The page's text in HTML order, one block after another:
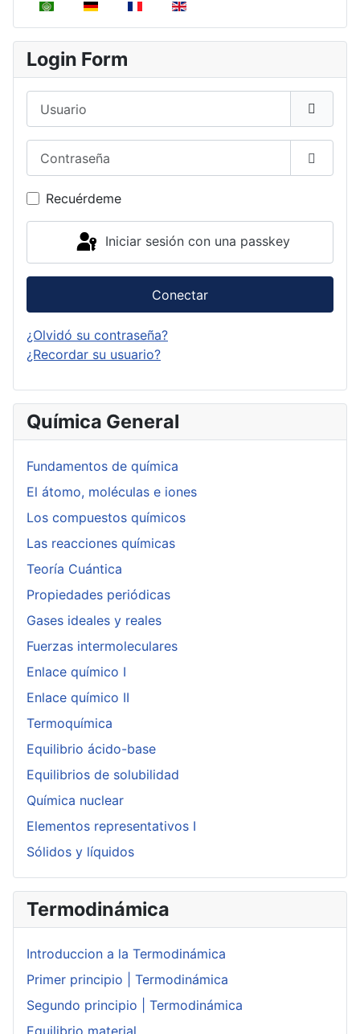
Seleccione su idioma
Login Form
Recuérdeme
Iniciar sesión con una passkey
Conectar
¿Olvidó su contraseña?
¿Recordar su usuario?
Química General
Fundamentos de química
El átomo, moléculas e iones
Los compuestos químicos
Las reacciones químicas
Teoría Cuántica
Propiedades periódicas
Gases ideales y reales
Fuerzas intermoleculares
Enlace químico I
Enlace químico II
Termoquímica
Equilibrio ácido-base
Equilibrios de solubilidad
Química nuclear
Elementos representativos I
Sólidos y líquidos
Termodinámica
Introduccion a la Termodinámica
Primer principio | Termodinámica
Segundo principio | Termodinámica